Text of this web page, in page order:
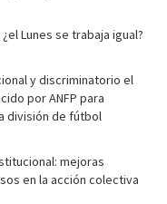
Lunes se trabaja igual?
y discriminatorio el
por ANFP para
división de fútbol
mejoras
en la acción colectiva